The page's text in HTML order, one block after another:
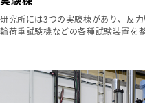
研究所には3つの実験棟があり、反
輪荷重試験機などの各種試験装置を